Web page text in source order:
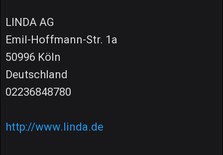
LINDA AG
Emil-Hoffmann-Str. 1a
50996 Köln
Deutschland
02236848780
http://www.linda.de